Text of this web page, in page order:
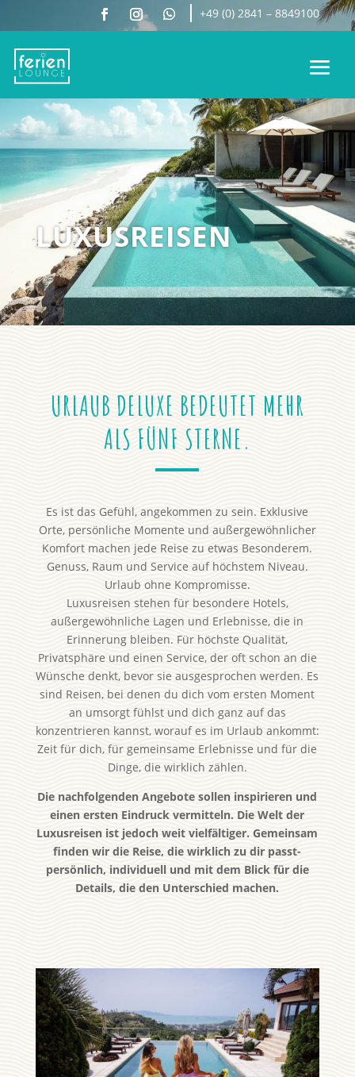
+49 (0) 2841 – 8849100
LUXUSREISEN
URLAUB DELUXE BEDEUTET MEHR
ALS FÜNF STERNE.
Es ist das Gefühl, angekommen zu sein. Exklusive
Orte, persönliche Momente und außergewöhnlicher
Komfort machen jede Reise zu etwas Besonderem.
Genuss, Raum und Service auf höchstem Niveau.
Urlaub ohne Kompromisse.
Luxusreisen stehen für besondere Hotels,
außergewöhnliche Lagen und Erlebnisse, die in
Erinnerung bleiben. Für höchste Qualität,
Privatsphäre und einen Service, der oft schon an die
Wünsche denkt, bevor sie ausgesprochen werden. Es
sind Reisen, bei denen du dich vom ersten Moment
an umsorgt fühlst und dich ganz auf das
konzentrieren kannst, worauf es im Urlaub ankommt:
Zeit für dich, für gemeinsame Erlebnisse und für die
Dinge, die wirklich zählen.
Die nachfolgenden Angebote sollen inspirieren und
einen ersten Eindruck vermitteln. Die Welt der
Luxusreisen ist jedoch weit vielfältiger. Gemeinsam
finden wir die Reise, die wirklich zu dir passt-
persönlich, individuell und mit dem Blick für die
Details, die den Unterschied machen.